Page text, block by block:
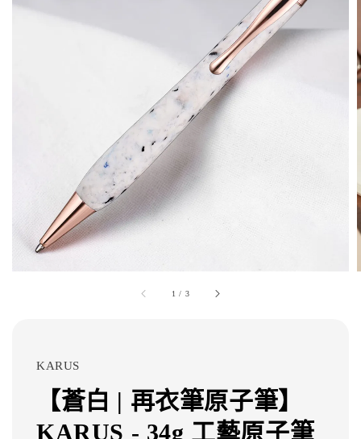
1 / 3
KARUS
【蒼白 | 再衣筆原子筆】
KARUS - 34g 工藝原子筆